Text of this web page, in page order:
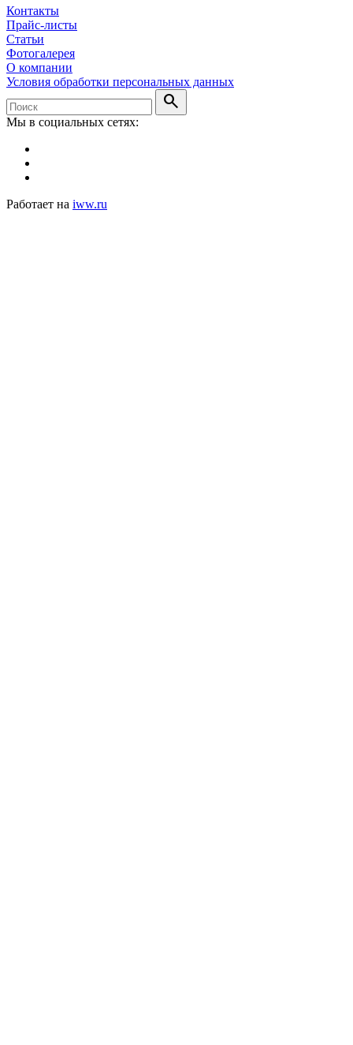
Контакты
Прайс-листы
Статьи
Фотогалерея
О компании
Условия обработки персональных данных
search
Мы в социальных сетях:
Работает на iww.ru